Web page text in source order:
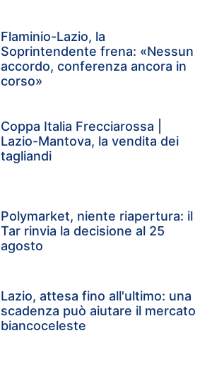
Flaminio-Lazio, la
Soprintendente frena: «Nessun
accordo, conferenza ancora in
corso»
Coppa Italia Frecciarossa |
Lazio-Mantova, la vendita dei
tagliandi
Polymarket, niente riapertura: il
Tar rinvia la decisione al 25
agosto
Lazio, attesa fino all'ultimo: una
scadenza può aiutare il mercato
biancoceleste